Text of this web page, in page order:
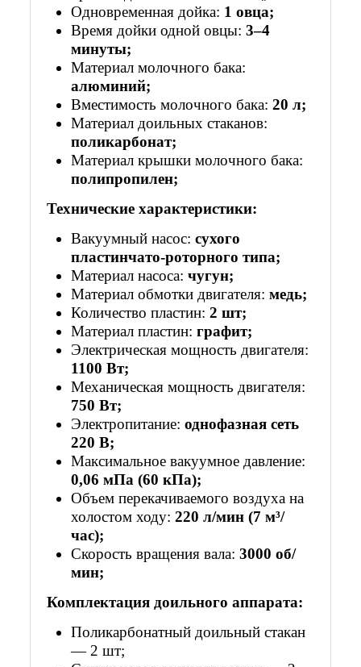
Одновременная дойка: 1 овца;
Время дойки одной овцы:3–4
минуты;
Материал молочного бака:
алюминий;
Вместимость молочного бака:20 л;
Материал доильных стаканов:
поликарбонат;
Материал крышки молочного бака:
полипропилен;
Технические характеристики:
Вакуумный насос:сухого
пластинчато-роторного типа;
Материал насоса:чугун;
Материал обмотки двигателя:медь;
Количество пластин:2 шт;
Материал пластин:графит;
Электрическая мощность двигателя:
1100 Вт;
Механическая мощность двигателя:
750 Вт;
Электропитание:однофазная сеть
220 В;
Максимальное вакуумное давление:
0,06 мПа (60 кПа);
Объем перекачиваемого воздуха на
холостом ходу:220 л/мин (7 м³/
час);
Скорость вращения вала:3000 об/
мин;
Комплектация доильного аппарата:
Поликарбонатный доильный стакан
— 2 шт;